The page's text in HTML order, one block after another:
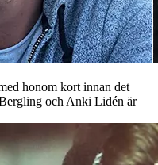
honom kort innan det
och Anki Lidén är